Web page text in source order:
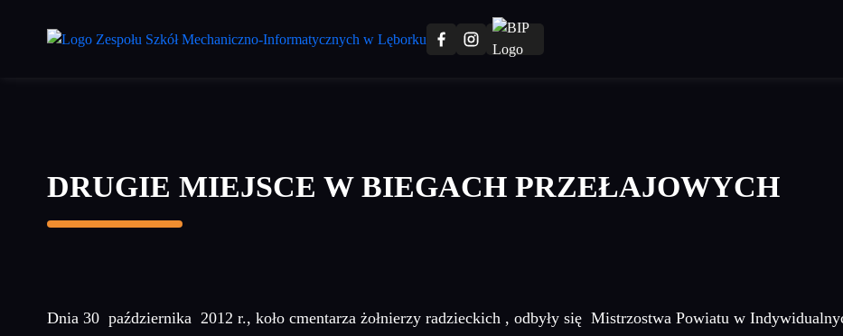
DRUGIE MIEJSCE W BIEGACH PRZEŁAJOWYCH
Dnia 30 października 2012 r., koło cmentarza żołnierzy radzieckich , odbyły się Mistrzostwa Powiatu w